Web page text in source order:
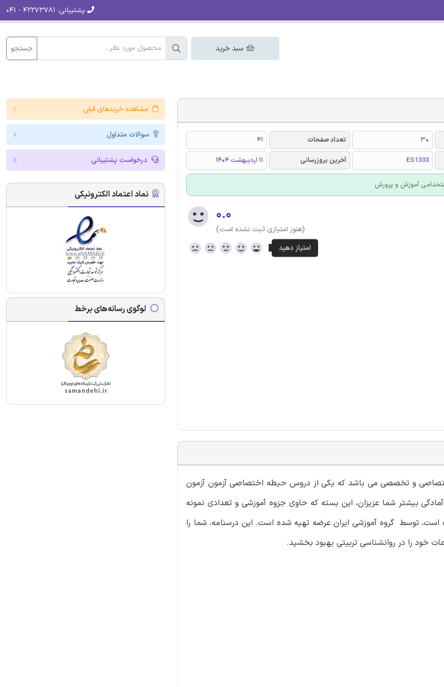
پشتیبانی:
سبد خرید جستجو
30 تعداد صفحات
41
ES1333 آخرین بروزرسانی 11 اردیبهشت 1404
آموزش و پرورش
۰.۰
(هنوز امتیازی ثبت نشده است)
و تخصصی می باشد که یکی از دروس حیطه اختصاصی آزمون آزمون
بیشتر شما عزیزان، این بسته که حاوی جزوه آموزشی و تعدادی نمونه
توسط گروه آموزشی ایران عرضه تهیه شده است. این درسنامه، شما را
خود را در روانشناسی تربیتی بهبود بخشید.
مشاهده خریدهای قبلی
سوالات متداول
درخواست پشتیبانی
نماد اعتماد الکترونیکی
لوگوی رسانه‌های برخط